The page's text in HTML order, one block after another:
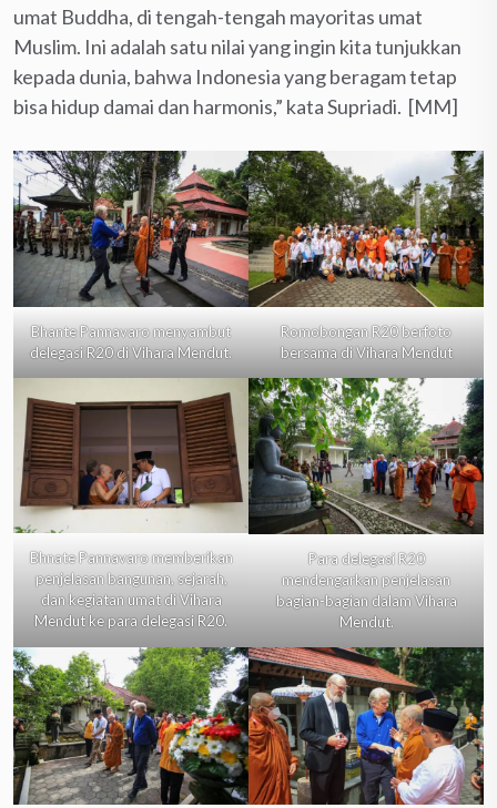
umat Buddha, di tengah-tengah mayoritas umat
Muslim. Ini adalah satu nilai yang ingin kita tunjukkan
kepada dunia, bahwa Indonesia yang beragam tetap
bisa hidup damai dan harmonis,” kata Supriadi. [MM]
Bhante Pannavaro menyambut
delegasi R20 di Vihara Mendut.
Romobongan R20 berfoto
bersama di Vihara Mendut
Bhnate Pannavaro memberikan
penjelasan bangunan, sejarah,
dan kegiatan umat di Vihara
Mendut ke para delegasi R20.
Para delegasi R20
mendengarkan penjelasan
bagian-bagian dalam Vihara
Mendut.